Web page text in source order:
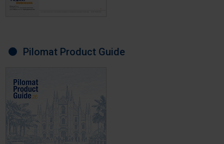
Pilomat Product Guide